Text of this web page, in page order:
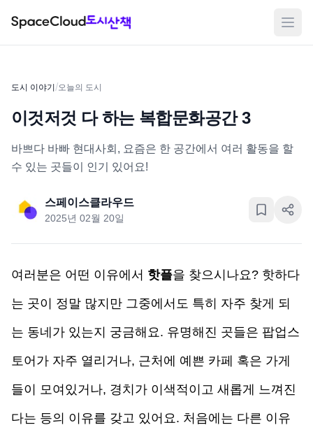
메뉴
도시 이야기 /오늘의 도시
이것저것 다 하는 복합문화공간 3
바쁘다 바빠 현대사회, 요즘은 한 공간에서 여러 활동을 할
수 있는 곳들이 인기 있어요!
스페이스클라우드
2025년 02월 20일
여러분은 어떤 이유에서 핫플을 찾으시나요? 핫하다
는 곳이 정말 많지만 그중에서도 특히 자주 찾게 되
는 동네가 있는지 궁금해요. 유명해진 곳들은 팝업스
토어가 자주 열리거나, 근처에 예쁜 카페 혹은 가게
들이 모여있거나, 경치가 이색적이고 새롭게 느껴진
다는 등의 이유를 갖고 있어요. 처음에는 다른 이유